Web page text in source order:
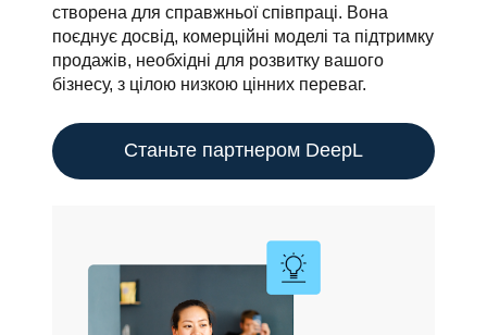
створена для справжньої співпраці. Вона
поєднує досвід, комерційні моделі та підтримку
продажів, необхідні для розвитку вашого
бізнесу, з цілою низкою цінних переваг.
Станьте партнером DeepL